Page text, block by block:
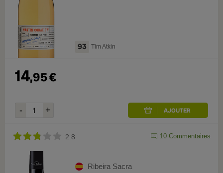
93 Tim Atkin
14,95€
2.8 10 Commentaires
Ribeira Sacra